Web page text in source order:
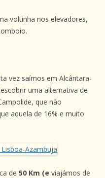
voltinha nos elevadores,
vez saímos em Alcântara-
uma alternativa de
que não
aquela de 16% e muito
de 50 Km (e viajámos de